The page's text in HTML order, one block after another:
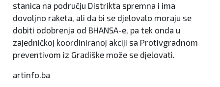
stanica na području Distrikta spremna i ima
dovoljno raketa, ali da bi se djelovalo moraju se
dobiti odobrenja od BHANSA-e, pa tek onda u
zajedničkoj koordiniranoj akciji sa Protivgradnom
preventivom iz Gradiške može se djelovati.
artinfo.ba